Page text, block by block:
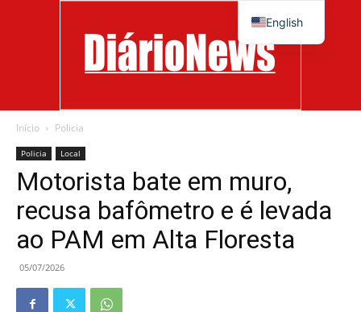
News
Início Policia
Policia Local
Motorista bate em muro,
recusa bafômetro e é levada
ao PAM em Alta Floresta
05/07/2026
English